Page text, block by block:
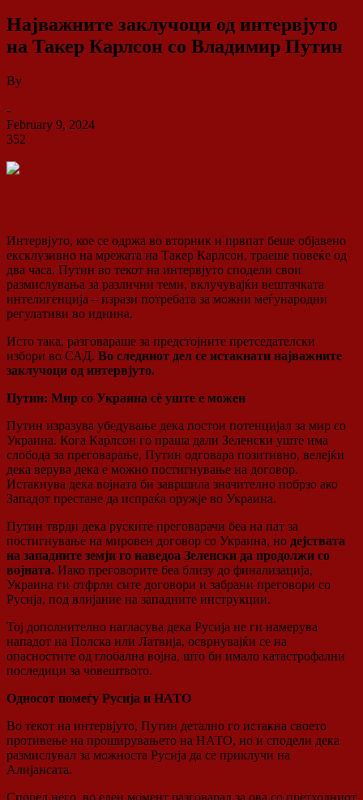
Најважните заклучоци од интервјуто
на Такер Карлсон со Владимир Путин
By
-
February 9, 2024
352
Интервјуто, кое се одржа во вторник и првпат беше објавено
ексклузивно на мрежата на Такер Карлсон, траеше повеќе од
два часа. Путин во текот на интервјуто сподели свои
размислувања за различни теми, вклучувајќи вештачката
интелигенција – изрази потребата за можни меѓународни
регулативи во иднина.
Исто така, разговараше за предстојните претседателски
избори во САД. Во следниот дел се истакнати најважните
заклучоци од интервјуто.
Путин: Мир со Украина сè уште е можен
Путин изразува убедување дека постои потенцијал за мир со
Украина. Кога Карлсон го праша дали Зеленски уште има
слобода за преговарање, Путин одговара позитивно, велејќи
дека верува дека е можно постигнување на договор.
Истакнува дека војната би завршила значително побрзо ако
Западот престане да испраќа оружје во Украина.
Путин тврди дека руските преговарачи беа на пат за
постигнување на мировен договор со Украина, но дејствата
на западните земји го наведоа Зеленски да продолжи со
војната. Иако преговорите беа близу до финализација,
Украина ги отфрли сите договори и забрани преговори со
Русија, под влијание на западните инструкции.
Тој дополнително нагласува дека Русија не ги намерува
нападот на Полска или Латвија, осврнувајќи се на
опасностите од глобална војна, што би имало катастрофални
последици за човештвото.
Односот помеѓу Русија и НАТО
Во текот на интервјуто, Путин детално го истакна своето
противење на проширувањето на НАТО, но и сподели дека
размислувал за можноста Русија да се приклучи на
Алијансата.
Според него, во еден момент разговарал за ова со претходниот